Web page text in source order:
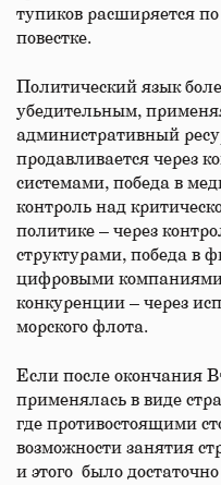
тупиков расширяется
повестке.
Политический язык
убедительным,
административный
продавливается через
системами, победа в
контроль над
политике – через
структурами, победа в
цифровыми
конкуренции – через
морского флота.
Если после окончания
применялась в виде
где противостоящими
возможности занятия
и этого было